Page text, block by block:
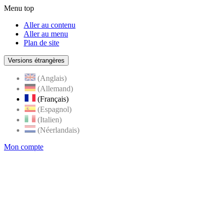
Menu top
Aller au contenu
Aller au menu
Plan de site
Versions étrangères
(Anglais)
(Allemand)
(Français)
(Espagnol)
(Italien)
(Néerlandais)
Mon compte